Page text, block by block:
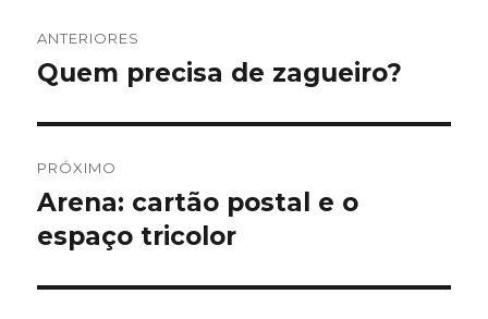
de
ANTERIORES
Post
Quem precisa de zagueiro?
PRÓXIMO
Próximo
post:
Arena: cartão postal e o
espaço tricolor